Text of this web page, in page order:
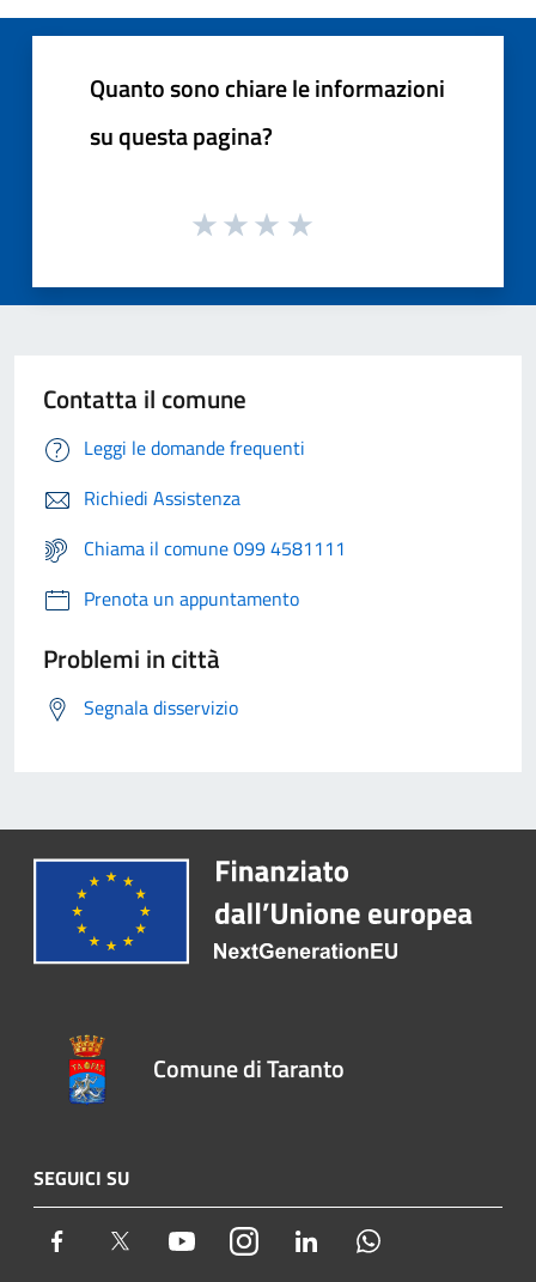
Quanto sono chiare le informazioni
su questa pagina?
Contatta il comune
Leggi le domande frequenti
Richiedi Assistenza
Chiama il comune 099 4581111
Prenota un appuntamento
Problemi in città
Segnala disservizio
Comune di Taranto
SEGUICI SU
Facebook Twitter YoutubeInstagram LinkedIn